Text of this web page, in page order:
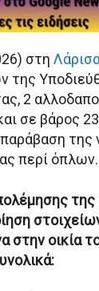
στη
2
σε βάρος
της
περί όπλων.
στην οικία